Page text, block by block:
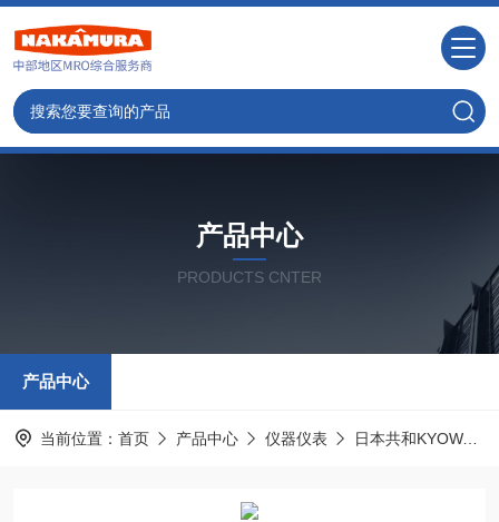
产品中心
PRODUCTS CNTER
产品中心
当前位置： 首页 产品中心 仪器仪表 日本共和KYOWA